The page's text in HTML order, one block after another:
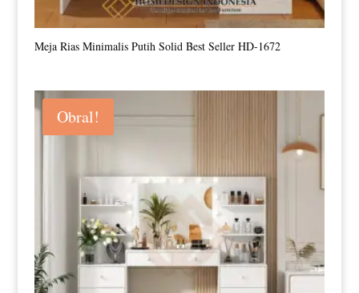
Meja Rias Minimalis Putih Solid Best Seller HD-1672
Obral!